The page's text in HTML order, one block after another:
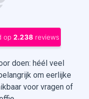
doen: héél veel
om eerlijke
voor vragen of